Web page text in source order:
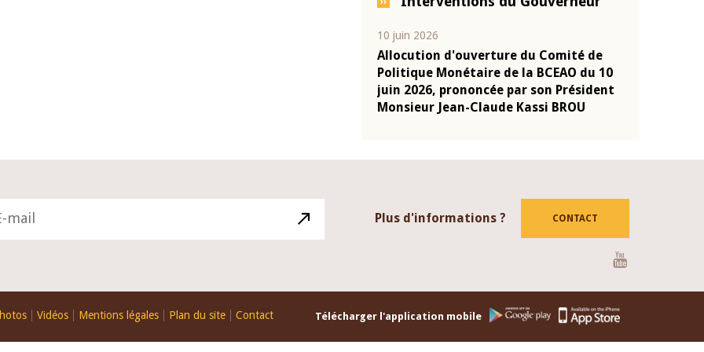
Allocution d'ouverture du Comité de
Politique Monétaire de la BCEAO du 10
juin 2026, prononcée par son Président
Monsieur Jean-Claude Kassi BROU
04 mars 2026
Allocution d'ouverture du Comité de
Politique Monétaire de la BCEAO du 4
mars 2026, prononcée par son Président
Monsieur Jean-Claude Kassi BROU
Plus d'informations ? CONTACT
Vidéos Mentions légales Plan du site Contact Télécharger l'application mobile